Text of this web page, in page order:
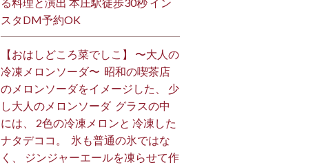
スタDM予約OK ⁡
【おはしどころ菜でしこ】 〜大人の
冷凍メロンソーダ〜 ⁡ 昭和の喫茶店
のメロンソーダをイメージした、 少
し大人のメロンソーダ ⁡ グラスの中
には、 2色の冷凍メロンと 冷凍した
ナタデココ。 ⁡ 氷も普通の氷ではな
く、 ジンジャーエールを凍らせて作